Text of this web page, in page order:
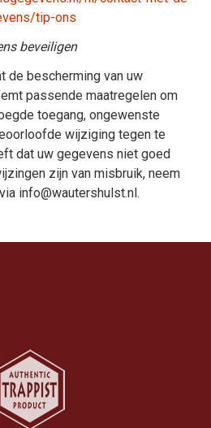
tip-ons
beveiligen
de bescherming van uw
passende maatregelen om
toegang, ongewenste
wijziging tegen te
dat uw gegevens niet goed
zijn van misbruik, neem
info@wautershulst.nl.